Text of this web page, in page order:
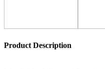
Product Description